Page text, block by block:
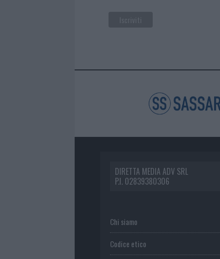
DIRETTA MEDIA ADV SRL
P.I. 02839380306
Chi siamo
Codice etico